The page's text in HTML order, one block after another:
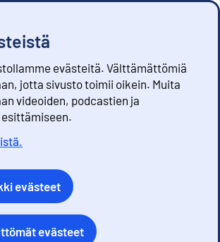
evästeitä. Välttämättömiä
jotta sivusto toimii oikein. Muita
videoiden, podcastien ja
evästeet
evästeet